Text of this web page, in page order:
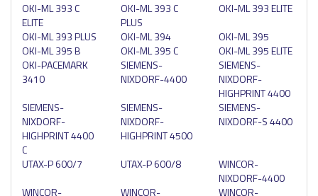
OKI-ML 393 C
ELITE
OKI-ML 393 C
PLUS
OKI-ML 393 ELITE
OKI-ML 393 PLUS
OKI-ML 394
OKI-ML 395
OKI-ML 395 B
OKI-ML 395 C
OKI-ML 395 ELITE
OKI-PACEMARK
3410
SIEMENS-
NIXDORF-4400
SIEMENS-
NIXDORF-
HIGHPRINT 4400
SIEMENS-
NIXDORF-
HIGHPRINT 4400
C
SIEMENS-
NIXDORF-
HIGHPRINT 4500
SIEMENS-
NIXDORF-S 4400
UTAX-P 600/7 UTAX-P 600/8
WINCOR-
NIXDORF-4400
WINCOR-
WINCOR-
WINCOR-